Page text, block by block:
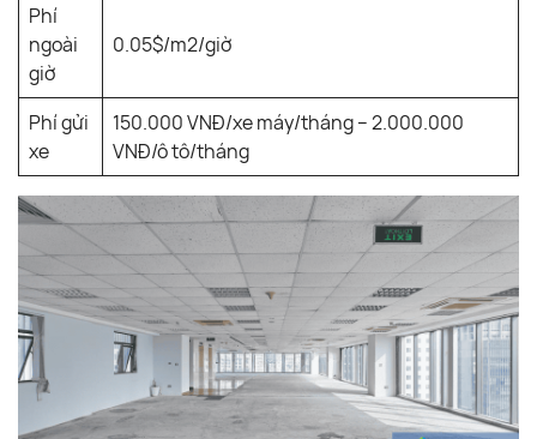
Phí
ngoài
giờ
0.05$/m2/giờ
Phí gửi
xe
150.000 VNĐ/xe máy/tháng – 2.000.000
VNĐ/ô tô/tháng